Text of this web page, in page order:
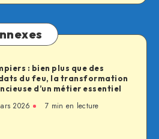
: bien plus que des
du feu, la transformation
d’un métier essentiel
2026 7 min en lecture